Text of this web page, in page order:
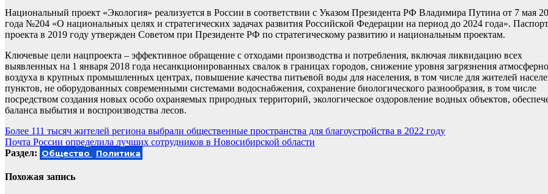
Национальный проект «Экология» реализуется в России в соответствии с Указом Президента РФ Владимира Путина от 7 мая
года №204 «О национальных целях и стратегических задачах развития Российской Федерации на период до 2024 года». Паспорт
проекта в 2019 году утвержден Советом при Президенте РФ по стратегическому развитию и национальным проектам.
Ключевые цели нацпроекта – эффективное обращение с отходами производства и потребления, включая ликвидацию всех
выявленных на 1 января 2018 года несанкционированных свалок в границах городов, снижение уровня загрязнения
воздуха в крупных промышленных центрах, повышение качества питьевой воды для населения, в том числе для жителей
пунктов, не оборудованных современными системами водоснабжения, сохранение биологического разнообразия, в том числе
посредством создания новых особо охраняемых природных территорий, экологическое оздоровление водных объектов,
баланса выбытия и воспроизводства лесов.
Навигация
по
Более 111 тысяч жителей региона выбрали общественные пространства для благоустройства в 2022 году
Почта России определила лучших сотрудников в Новосибирской области
Раздел: Общество Политика
Похожая запись